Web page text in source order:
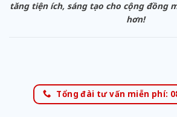
tăng tiện ích, sáng tạo cho cộng đồng
hơn!
Tổng đài tư vấn miễn phí: